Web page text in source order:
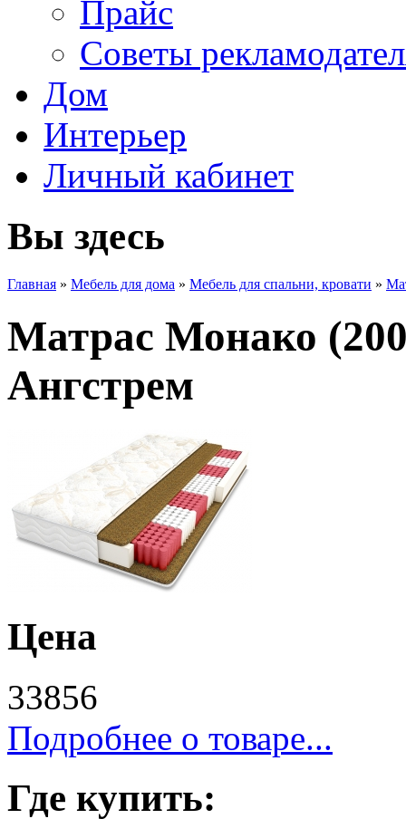
Прайс
Советы
Дом
Интерьер
Личный кабинет
Вы здесь
Главная » Мебель для дома » Мебель для спальни, кровати »
Матрас Монако
Ангстрем
Цена
33856
Подробнее о товаре...
Где купить: